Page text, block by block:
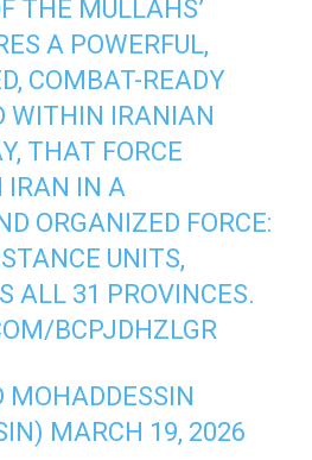
THE MULLAHS’
A POWERFUL,
COMBAT-READY
WITHIN IRANIAN
THAT FORCE
IRAN IN A
ORGANIZED FORCE:
UNITS,
ALL 31 PROVINCES.
BCPJDHZLGR
MARCH 19, 2026